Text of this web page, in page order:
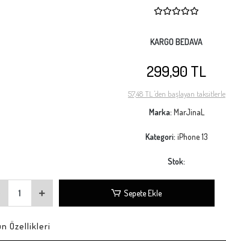
KARGO BEDAVA
299,90 TL
57,48 TL 'den başlayan taksitlerle
Marka: MarJinaL
Kategori: iPhone 13
Stok:
Sepete Ekle
Özellikleri